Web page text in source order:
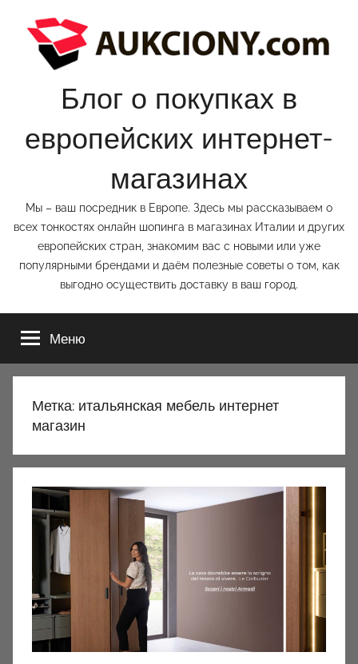
содержимому
Блог о покупках в
европейских интернет-
магазинах
Мы – ваш посредник в Европе. Здесь мы рассказываем о
всех тонкостях онлайн шопинга в магазинах Италии и других
европейских стран, знакомим вас с новыми или уже
популярными брендами и даём полезные советы о том, как
выгодно осуществить доставку в ваш город.
Меню
Метка: итальянская мебель интернет
магазин